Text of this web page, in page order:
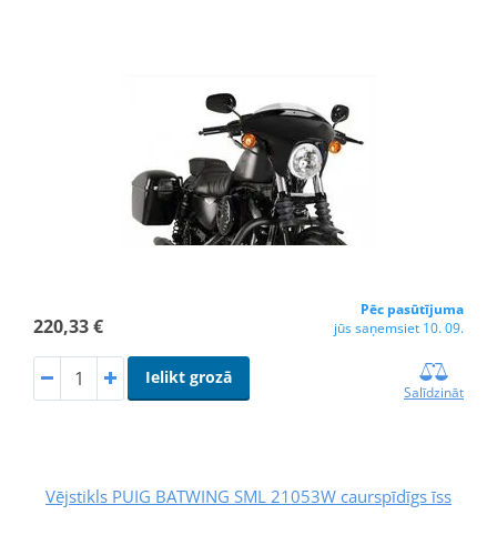
220,33 €
Pēc pasūtījuma
jūs saņemsiet 10. 09.
Ielikt grozā
Salīdzināt
Vējstikls PUIG BATWING SML 21053W caurspīdīgs īss